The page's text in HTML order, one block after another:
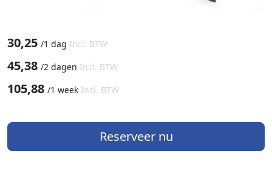
30,25 /1 dag Incl. BTW
45,38 /2 dagen Incl. BTW
105,88 /1 week Incl. BTW
Reserveer nu